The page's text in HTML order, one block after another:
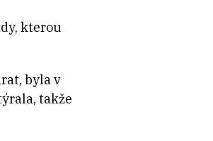
kterou
byla v
takže